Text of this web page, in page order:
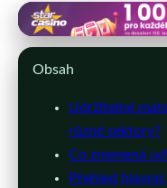
eshop-obalove-
Udržitelné
5. 7. 2026· 9 min čtení ·
Obsah
Udržitelné
různé sektory?
Co znamená
Přehled